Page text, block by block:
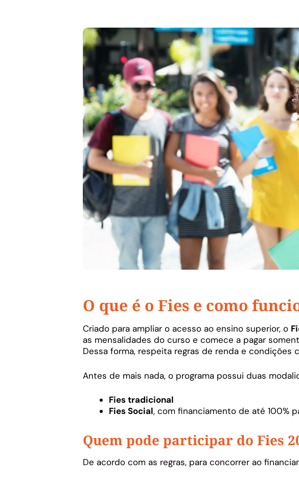
O que é o Fies e como
Criado para ampliar o acesso ao ensino superior, o
as mensalidades do curso e comece a pagar
Dessa forma, respeita regras de renda e condições
Antes de mais nada, o programa possui duas
Fies tradicional
Fies Social, com financiamento de até 100%
Quem pode participar do Fies
De acordo com as regras, para concorrer ao